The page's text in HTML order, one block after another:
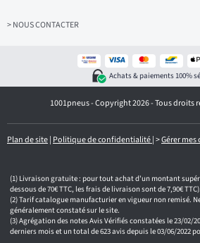
z
i
l
> NOUS CONTACTER
Achats & paiements 100%
1001pneus - Copyright 2026 - Tous droits
Plan de site| Politique de confidentialité|>Gérer mes
Livraison gratuite : pour tout achat d'un montant
dessous de 70€ TTC, les frais de livraison sont de 7,90€ TTC).
Tarif catalogue manufacturier en vigueur non remisé.
généralement constaté sur le site.
Agrégation des notes Avis Vérifiés constatées le 23/02/
derniers mois et un total de 623 avis depuis le 03/06/2022